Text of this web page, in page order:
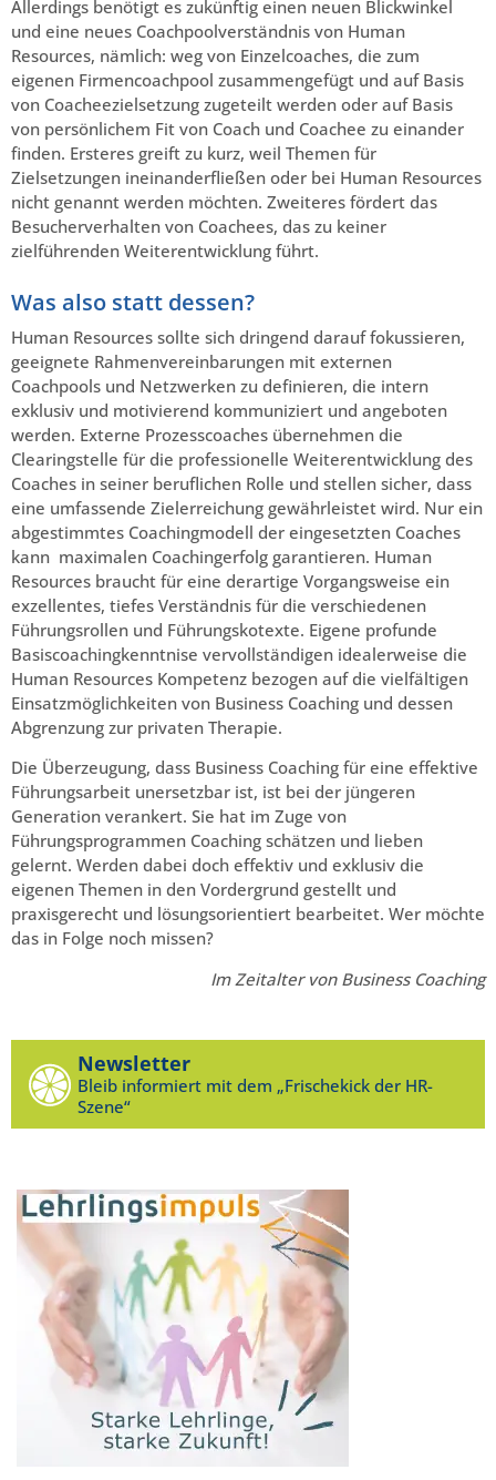
Allerdings benötigt es zukünftig einen neuen Blickwinkel
und eine neues Coachpoolverständnis von Human
Resources, nämlich: weg von Einzelcoaches, die zum
eigenen Firmencoachpool zusammengefügt und auf Basis
von Coacheezielsetzung zugeteilt werden oder auf Basis
von persönlichem Fit von Coach und Coachee zu einander
finden. Ersteres greift zu kurz, weil Themen für
Zielsetzungen ineinanderfließen oder bei Human Resources
nicht genannt werden möchten. Zweiteres fördert das
Besucherverhalten von Coachees, das zu keiner
zielführenden Weiterentwicklung führt.
Was also statt dessen?
Human Resources sollte sich dringend darauf fokussieren,
geeignete Rahmenvereinbarungen mit externen
Coachpools und Netzwerken zu definieren, die intern
exklusiv und motivierend kommuniziert und angeboten
werden. Externe Prozesscoaches übernehmen die
Clearingstelle für die professionelle Weiterentwicklung des
Coaches in seiner beruflichen Rolle und stellen sicher, dass
eine umfassende Zielerreichung gewährleistet wird. Nur ein
abgestimmtes Coachingmodell der eingesetzten Coaches
kann maximalen Coachingerfolg garantieren. Human
Resources braucht für eine derartige Vorgangsweise ein
exzellentes, tiefes Verständnis für die verschiedenen
Führungsrollen und Führungskotexte. Eigene profunde
Basiscoachingkenntnise vervollständigen idealerweise die
Human Resources Kompetenz bezogen auf die vielfältigen
Einsatzmöglichkeiten von Business Coaching und dessen
Abgrenzung zur privaten Therapie.
Die Überzeugung, dass Business Coaching für eine effektive
Führungsarbeit unersetzbar ist, ist bei der jüngeren
Generation verankert. Sie hat im Zuge von
Führungsprogrammen Coaching schätzen und lieben
gelernt. Werden dabei doch effektiv und exklusiv die
eigenen Themen in den Vordergrund gestellt und
praxisgerecht und lösungsorientiert bearbeitet. Wer möchte
das in Folge noch missen?
Im Zeitalter von Business Coaching
Newsletter
Bleib informiert mit dem „Frischekick der HR-
Szene“